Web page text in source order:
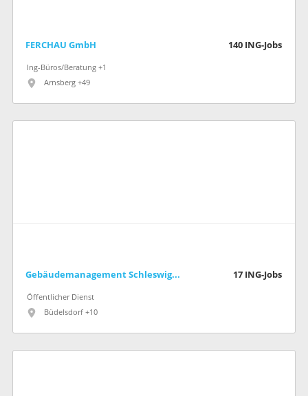
FERCHAU GmbH 140 ING-Jobs
Ing-Büros/Beratung +1
Arnsberg +49
Gebäudemanagement Schleswig-Holstein AöR 17 ING-Jobs
Öffentlicher Dienst
Büdelsdorf +10